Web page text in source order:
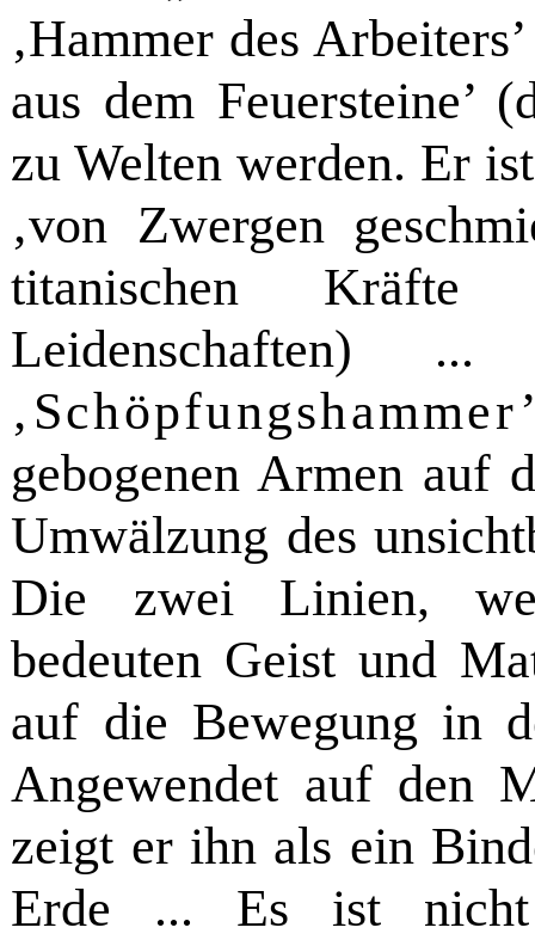
‚Hammer des
aus dem Feuersteine’
zu Welten werden. Er
‚von Zwergen
titanischen
Leidenschaften)
gebogenen Armen auf
Umwälzung des
Die zwei Linien,
bedeuten Geist und
auf die Bewegung in
Angewendet auf den
zeigt er ihn als ein
Erde ... Es ist